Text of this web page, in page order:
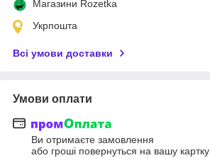
Магазини Rozetka
Укрпошта
Всі умови доставки
Умови оплати
Ви отримаєте замовлення
або гроші повернуться на вашу картку